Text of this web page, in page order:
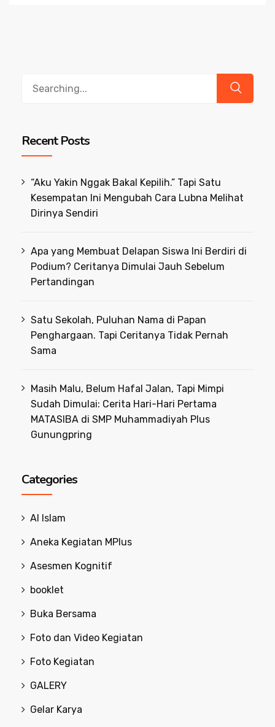
Recent Posts
“Aku Yakin Nggak Bakal Kepilih.” Tapi Satu
Kesempatan Ini Mengubah Cara Lubna Melihat
Dirinya Sendiri
Apa yang Membuat Delapan Siswa Ini Berdiri di
Podium? Ceritanya Dimulai Jauh Sebelum
Pertandingan
Satu Sekolah, Puluhan Nama di Papan
Penghargaan. Tapi Ceritanya Tidak Pernah
Sama
Masih Malu, Belum Hafal Jalan, Tapi Mimpi
Sudah Dimulai: Cerita Hari-Hari Pertama
MATASIBA di SMP Muhammadiyah Plus
Gunungpring
Categories
Al Islam
Aneka Kegiatan MPlus
Asesmen Kognitif
booklet
Buka Bersama
Foto dan Video Kegiatan
Foto Kegiatan
GALERY
Gelar Karya